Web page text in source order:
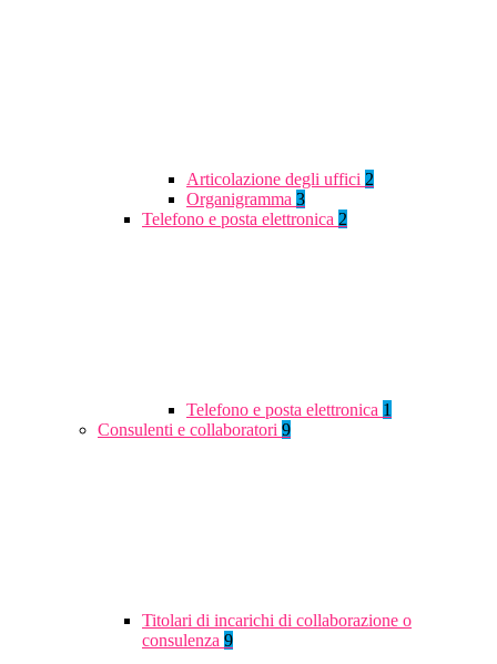
Articolazione degli uffici 2
Organigramma 3
Telefono e posta elettronica 2
Telefono e posta elettronica 1
Consulenti e collaboratori 9
Titolari di incarichi di collaborazione o
consulenza 9